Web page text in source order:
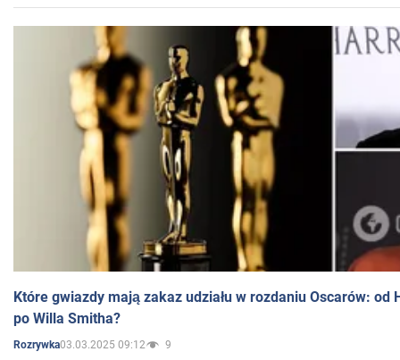
Które gwiazdy mają zakaz udziału w rozdaniu Oscarów: od
po Willa Smitha?
Rozrywka03.03.2025 09:12 9